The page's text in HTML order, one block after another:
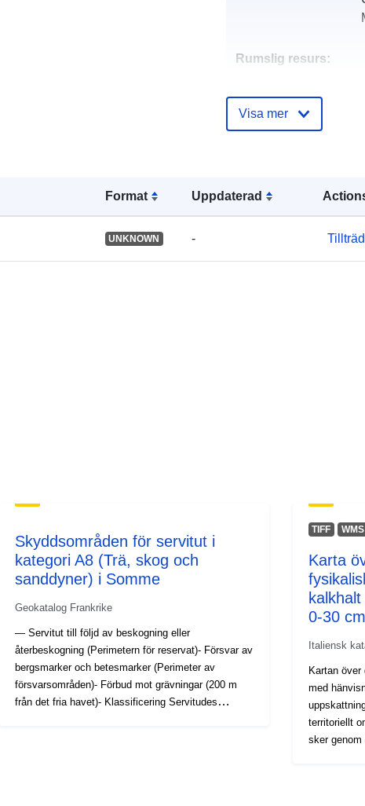
Format Uppdaterad
UNKNOWN -
Rumslig resurs:
Identifierare:
uriRef:
Typ:
Visa mer
Skyddsområden för servitut i
kategori A8 (Trä, skog och
sanddyner) i Somme
Geokatalog Frankrike
— Servitut till följd av beskogning eller
återbeskogning (Perimetern för reservat)- Försvar av
bergsmarker och betesmarker (Perimeter av
försvarsområden)- Förbud mot grävningar (200 m
från det fria havet)- Klassificering Servitudes
TIFF WMS
Karta
0-30
Italiensk
Kartan över
med
territoriellt
sker